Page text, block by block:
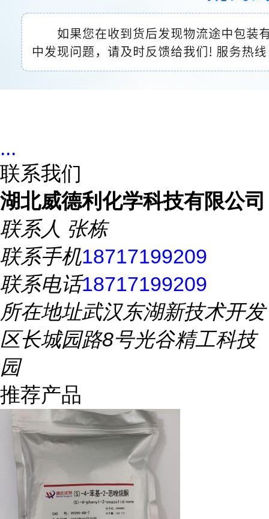
...
联系我们
湖北威德利化学科技有限公司
联系人 张栋
联系手机18717199209
联系电话18717199209
所在地址武汉东湖新技术开发
区长城园路8号光谷精工科技
园
推荐产品